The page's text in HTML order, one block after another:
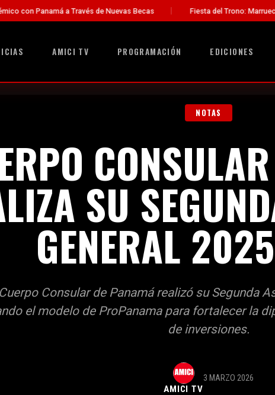
de Nuevas Becas Fiesta del Trono: Marruecos Celebra 27 Años
AMICI TV PROGRAMACIÓN EDICIONES
NOTAS
SU
GENERAL
Consular de Panamá realizó su Segunda
el modelo de ProPanama para fortalecer la
de inversiones.
AMICI TV
3 MARZO 2026